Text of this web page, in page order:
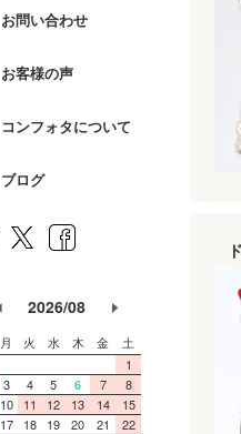
お問い合わせ
お客様の声
コンフォタについて
ブログ
2026/08
月 火 水 木 金
土
1
3 4 5 6 7
8
10 11 12 13 14
15
17 18 19 20 21
22